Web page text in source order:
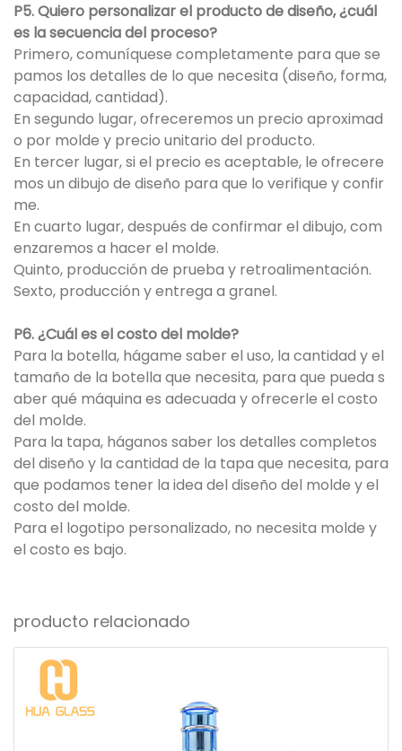
P5. Quiero personalizar el producto de diseño, ¿cuál
es la secuencia del proceso?
Primero, comuníquese completamente para que se
pamos los detalles de lo que necesita (diseño, forma,
capacidad, cantidad).
En segundo lugar, ofreceremos un precio aproximad
o por molde y precio unitario del producto.
En tercer lugar, si el precio es aceptable, le ofrecere
mos un dibujo de diseño para que lo verifique y confir
me.
En cuarto lugar, después de confirmar el dibujo, com
enzaremos a hacer el molde.
Quinto, producción de prueba y retroalimentación.
Sexto, producción y entrega a granel.
P6. ¿Cuál es el costo del molde?
Para la botella, hágame saber el uso, la cantidad y el
tamaño de la botella que necesita, para que pueda s
aber qué máquina es adecuada y ofrecerle el costo
del molde.
Para la tapa, háganos saber los detalles completos
del diseño y la cantidad de la tapa que necesita, para
que podamos tener la idea del diseño del molde y el
costo del molde.
Para el logotipo personalizado, no necesita molde y
el costo es bajo.
producto relacionado